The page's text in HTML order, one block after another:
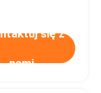
się z
nami